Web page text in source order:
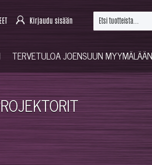
Kirjaudu sisään
TERVETULOA JOENSUUN MYYMÄLÄÄN